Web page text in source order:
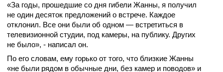
«За годы, прошедшие со дня гибели Жанны, я получил
не один десяток предложений о встрече. Каждое
отклонил. Все они были об одном — встретиться в
телевизионной студии, под камеры, на публику. Других
не было», - написал он.
По его словам, ему горько от того, что близкие Жанны
«не были рядом в обычные дни, без камер и поводов» и